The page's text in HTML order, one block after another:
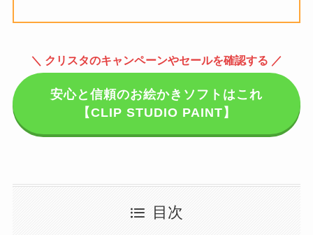
＼ クリスタのキャンペーンやセールを確認する ／
安心と信頼のお絵かきソフトはこれ
【CLIP STUDIO PAINT】
目次